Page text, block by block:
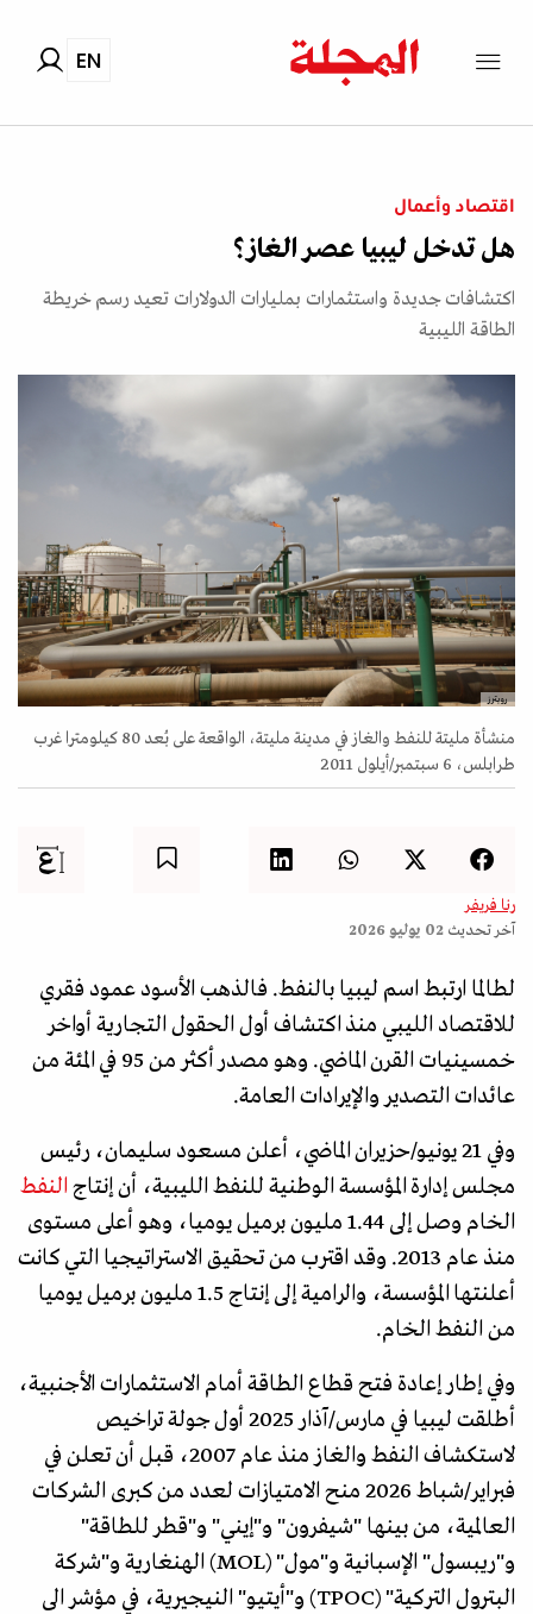
EN
اقتصاد وأعمال
هل تدخل ليبيا عصر الغاز؟
اكتشافات جديدة واستثمارات بمليارات الدولارات تعيد رسم خريطة
الطاقة الليبية
رويترز
منشأة مليتة للنفط والغاز في مدينة مليتة، الواقعة على بُعد 80 كيلومترا غرب
طرابلس، 6 سبتمبر/أيلول 2011
رنا فريفر
آخر تحديث 02 يوليو 2026
لطالما ارتبط اسم ليبيا بالنفط. فالذهب الأسود عمود فقري
للاقتصاد الليبي منذ اكتشاف أول الحقول التجارية أواخر
خمسينيات القرن الماضي. وهو مصدر أكثر من 95 في المئة من
عائدات التصدير والإيرادات العامة.
وفي 21 يونيو/حزيران الماضي، أعلن مسعود سليمان، ​رئيس
مجلس ‌إدارة المؤسسة الوطنية للنفط الليبية، أن إنتاج النفط
⁠الخام وصل ​إلى 1.44 مليون ​برميل يوميا، وهو أعلى مستوى
منذ ​عام 2013. وقد اقترب من ⁠تحقيق الاستراتيجيا التي كانت
أعلنتها المؤسسة، ​والرامية ⁠إلى إنتاج 1.5 مليون ​برميل يوميا ​
من ⁠النفط الخام.
وفي إطار إعادة فتح قطاع الطاقة أمام الاستثمارات الأجنبية،
أطلقت ليبيا في مارس/آذار 2025 أول جولة تراخيص
لاستكشاف النفط والغاز منذ عام 2007، قبل أن تعلن في
فبراير/شباط 2026 منح الامتيازات لعدد من كبرى الشركات
العالمية، من بينها "شيفرون" و"إيني" و"قطر للطاقة"
و"ريبسول" الإسبانية و"مول" (MOL) الهنغارية و"شركة
البترول التركية" (TPOC) و"أيتيو" النيجيرية، في مؤشر الى